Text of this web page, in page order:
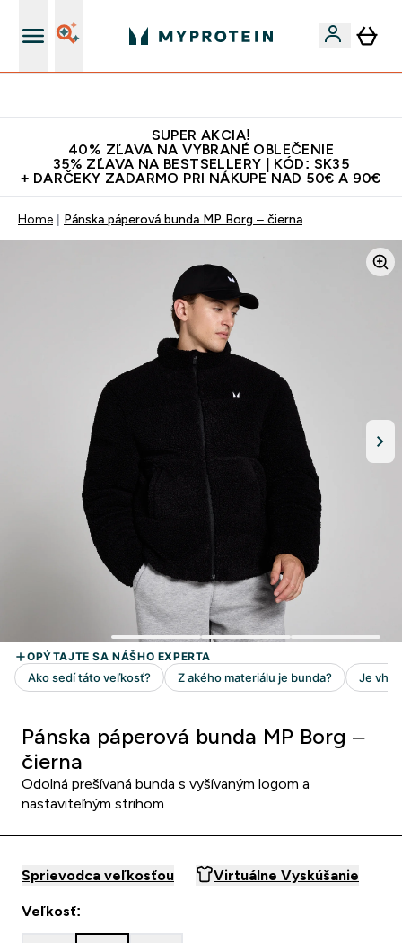
SUPER AKCIA!
40% ZĽAVA NA VYBRANÉ OBLEČENIE
35% ZĽAVA NA BESTSELLERY | KÓD: SK35
+ DARČEKY ZADARMO PRI NÁKUPE NAD 50€ A 90€
Home Pánska páperová bunda MP Borg – čierna
Pánska páperová bunda MP Borg –
čierna
Odolná prešívaná bunda s vyšívaným logom a
nastaviteľným strihom
Sprievodca veľkosťou Virtuálne Vyskúšanie
Veľkosť: